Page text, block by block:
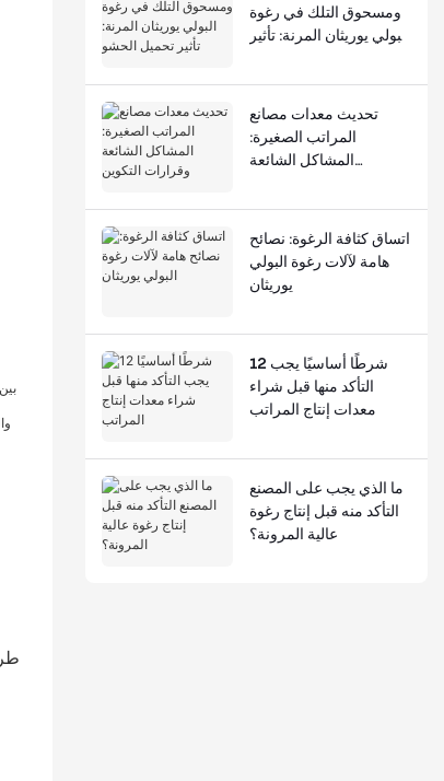
ومسحوق التلك في رغوة
البولي يوريثان المرنة: تأثير
تحديث معدات مصانع
المراتب الصغيرة:
المشاكل الشائعة
اتساق كثافة الرغوة: نصائح
هامة لآلات رغوة البولي
يوريثان
12 شرطًا أساسيًا يجب
التأكد منها قبل شراء
معدات إنتاج المراتب
ما الذي يجب على المصنع
التأكد منه قبل إنتاج رغوة
عالية المرونة؟